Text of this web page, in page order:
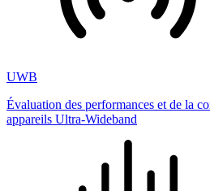
UWB
Évaluation des performances et de la
appareils Ultra-Wideband